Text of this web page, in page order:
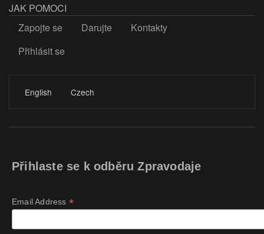
JAK POMOCI
Zapojte se
Darujte
Kontakty
LOGIN
Přihlásit se
English Czech
Přihlaste se k odběru Zpravodaje
Email Address *